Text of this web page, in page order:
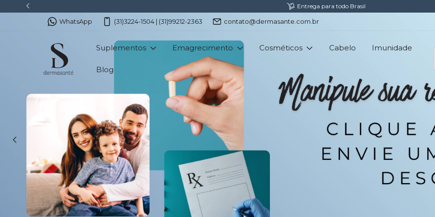
Fretes Gratis acima de R$300,00
WhatsApp (31)3224-1504 | (31)99212-2363 contato@dermasante.com.br
Suplementos Emagrecimento Cosméticos Cabelo Imunidade
Blog